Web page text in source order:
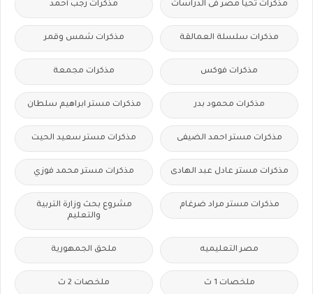
مذكرات تحيا مصر فى الدراسات مذكرات رجب أحمد
مذكرات سلسلة العمالقة مذكرات شمس وقمر
مذكرات فوكس مذكرات مجمعة
مذكرات محمود بدر مذكرات مستر ابراهيم سلطان
مذكرات مستر احمد الضيفى مذكرات مستر سعيد الحيت
مذكرات مستر عادل عبد الهادى مذكرات مستر محمد فوزي
مذكرات مستر مراد ضرغام
مشروع بحث وزارة التربية
والتعليم
مصر التعليميه ملحق الجمهورية
ملخصات 1 ث ملخصات 2 ث